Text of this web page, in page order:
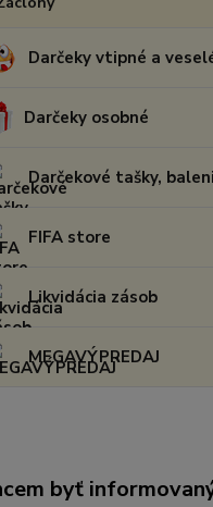
Darčeky vtipné a
Darčeky osobné
Darčekové tašky,
FIFA store
Likvidácia zásob
MEGAVÝPREDAJ
byť